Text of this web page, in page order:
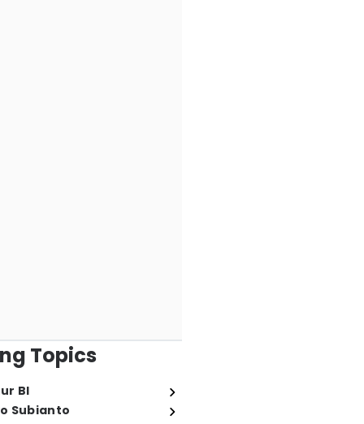
Topics
BI
Subianto